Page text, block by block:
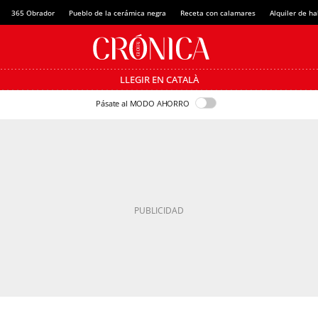
365 Obrador Pueblo de la cerámica negra Receta con calamares Alquiler de
LLEGIR EN CATALÀ
Pásate al MODO AHORRO